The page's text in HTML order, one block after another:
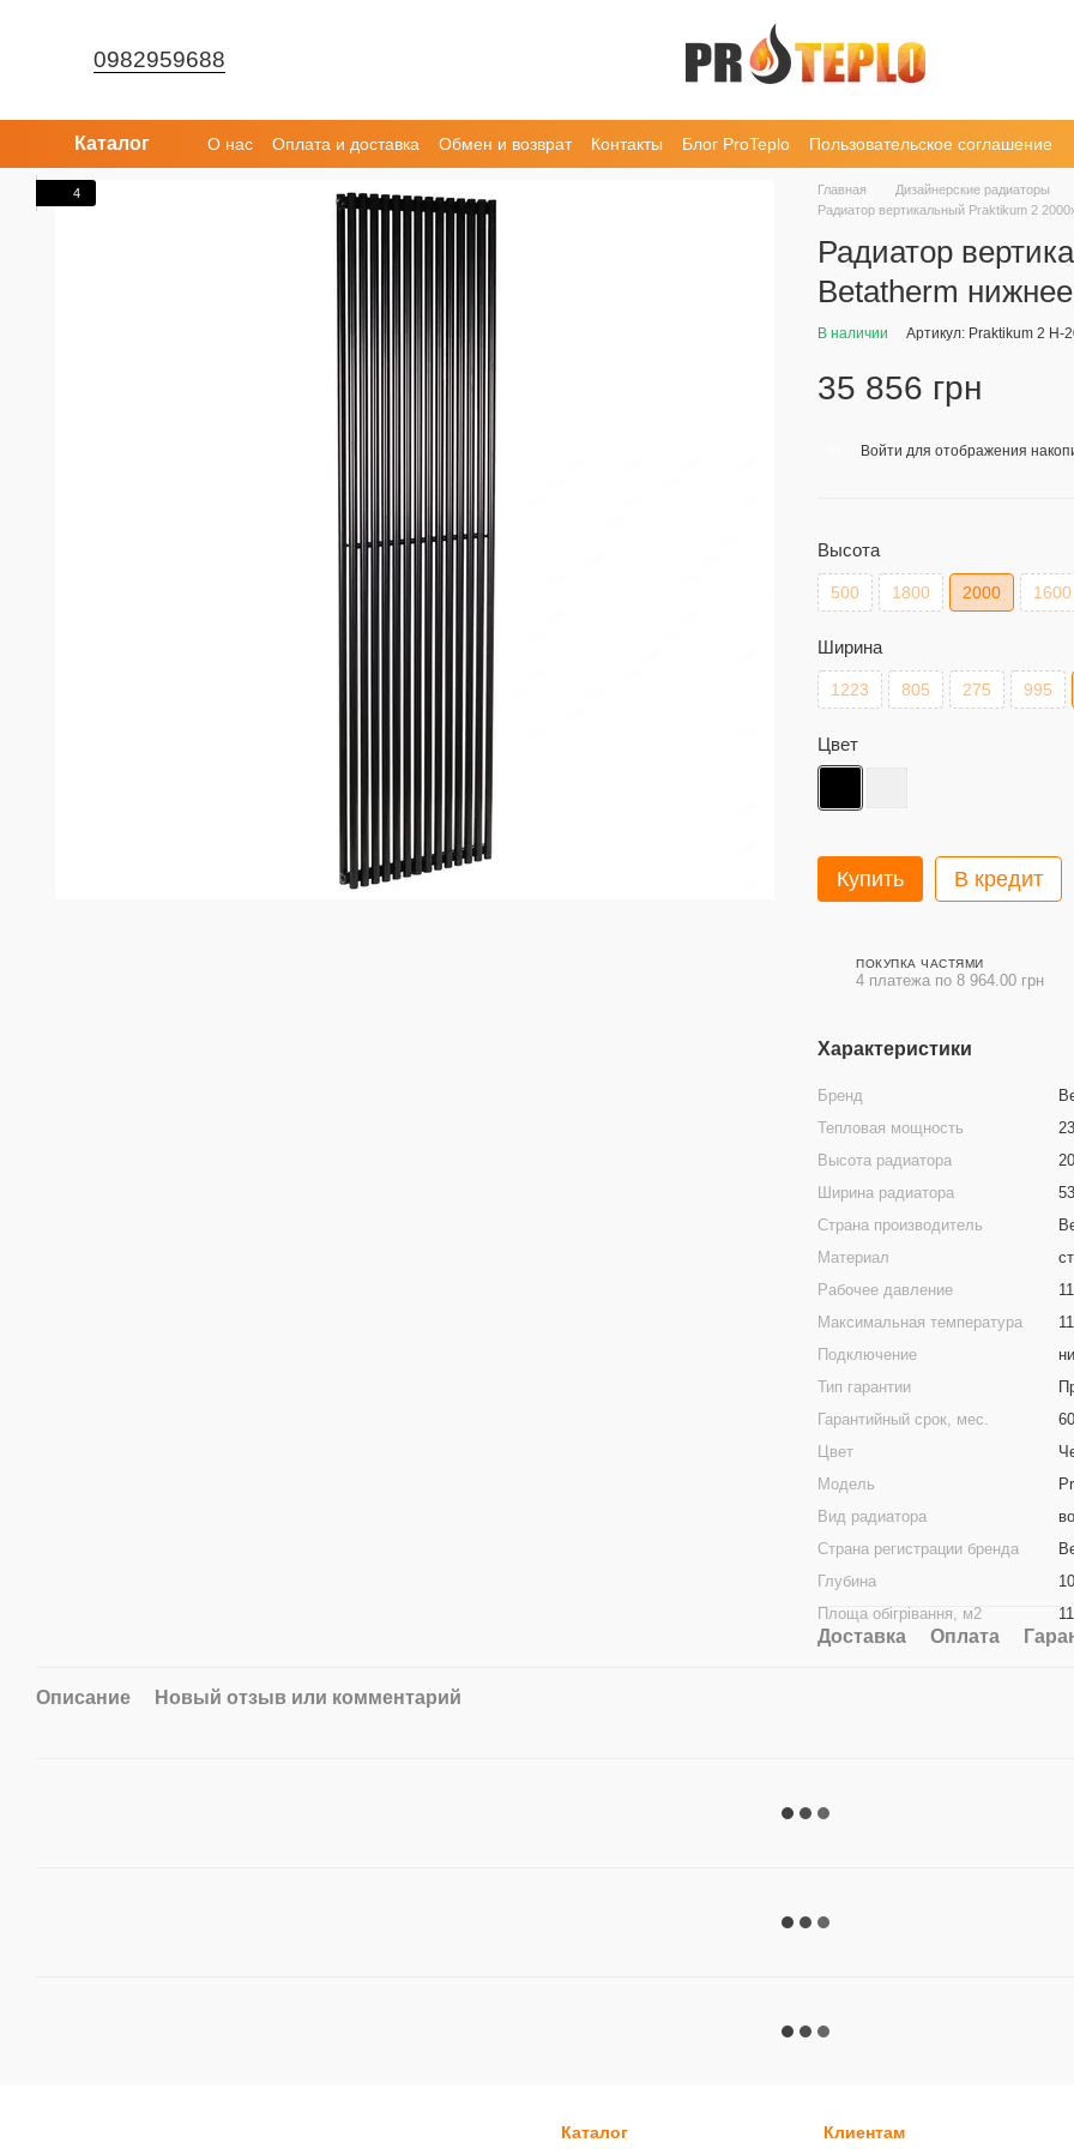
0982959688
Каталог О нас Оплата и доставка Обмен и возврат Контакты Блог ProTeplo Пользовательское соглашение
4 Главная Дизайнерские радиаторы
Радиатор вертикальный Praktikum 2
Радиатор
Betatherm
В наличии Артикул: Praktikum 2
35 856 грн
Войти для отображения
Высота
500 1800 2000 1600
Ширина
1223 805 275 995
Цвет
Купить В кредит
ПОКУПКА ЧАСТЯМИ
4 платежа по 8 964.00 грн
Характеристики
Бренд
Тепловая мощность
Высота радиатора
Ширина радиатора
Страна производитель
Материал
Рабочее давление
11
Максимальная температура
Подключение
Тип гарантии
Гарантийный срок, мес.
60
Цвет
Модель
Вид радиатора
Страна регистрации бренда
Глубина
Площа обігрівання, м2
Доставка Оплата
Описание Новый отзыв или комментарий
Каталог Клиентам